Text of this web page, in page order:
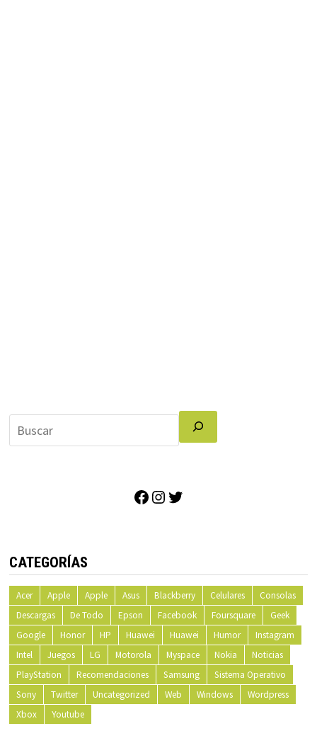
Facebook
Instagram
CATEGORÍAS
Acer Apple Apple Asus Blackberry Celulares
Consolas
Descargas
De Todo Epson Facebook Foursquare
Geek
Google
Honor HP Huawei Huawei Humor
Instagram
Intel
Juegos LG Motorola Myspace Nokia
Noticias
PlayStation
Recomendaciones Samsung
Sistema Operativo
Sony
Twitter Uncategorized Web Windows
Wordpress
Xbox
Youtube